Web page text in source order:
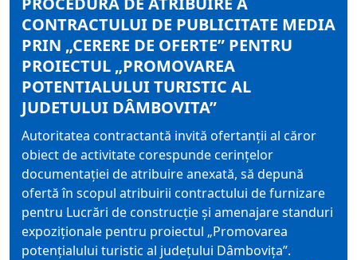
CONTRACTULUI DE PUBLICITATE MEDIA
PRIN „CERERE DE OFERTE” PENTRU
PROIECTUL „PROMOVAREA
POTENTIALULUI TURISTIC AL
JUDETULUI DÂMBOVITA”
Autoritatea contractantă invită ofertanţii al căror
obiect de activitate corespunde cerinţelor
documentaţiei de atribuire anexată, să depună
ofertă în scopul atribuirii contractului de furnizare
pentru Lucrări de construcţie şi amenajare standuri
expoziţionale pentru proiectul „Promovarea
potenţialului turistic al judeţului Dâmboviţa”.